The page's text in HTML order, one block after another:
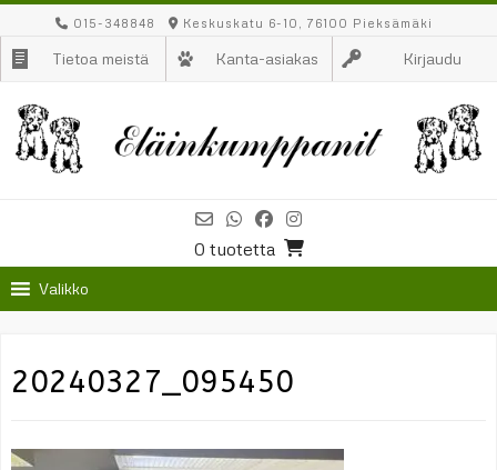
to
content
015-348848 Keskuskatu 6-10, 76100 Pieksämäki
Tietoa meistä Kanta-asiakas Kirjaudu
0 tuotetta
Valikko
20240327_095450